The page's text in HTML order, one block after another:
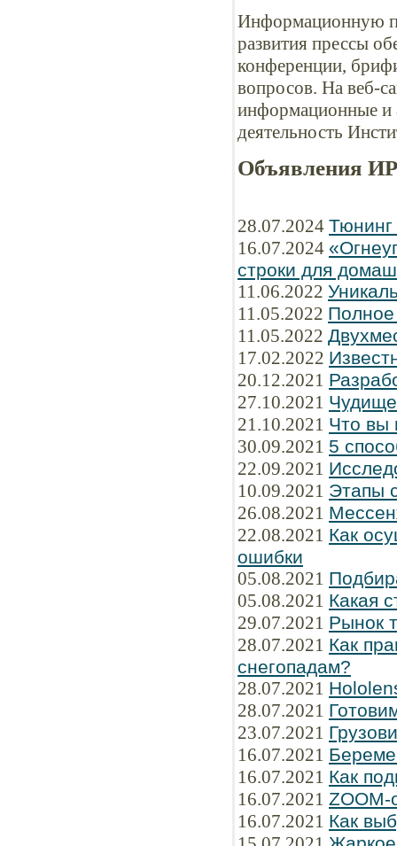
Информационную
развития прессы
конференции,
вопросов. На веб-
информационные и
деятельность
Объявления
28.07.2024 Тюнинг
16.07.2024
строки для
11.06.2022
11.05.2022
11.05.2022
17.02.2022
20.12.2021
27.10.2021
21.10.2021 Что вы
30.09.2021 5
22.09.2021
10.09.2021 Этапы
26.08.2021
22.08.2021 Как
ошибки
05.08.2021
05.08.2021 Какая
29.07.2021 Рынок
28.07.2021 Как
снегопадам?
28.07.2021
28.07.2021
23.07.2021
16.07.2021
16.07.2021 Как
16.07.2021 ZOOM-
16.07.2021 Как